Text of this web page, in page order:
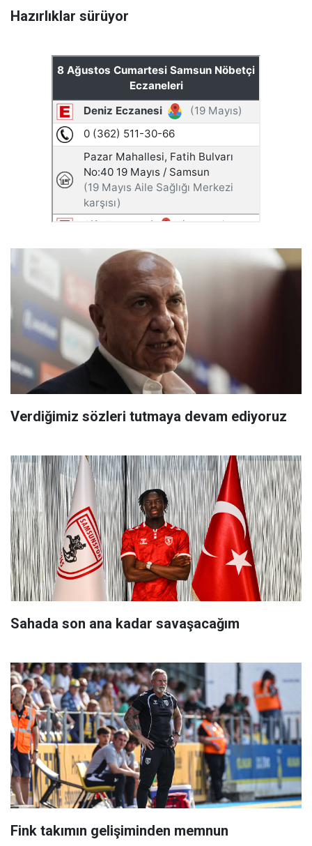
Hazırlıklar sürüyor
Verdiğimiz sözleri tutmaya devam ediyoruz
Sahada son ana kadar savaşacağım
Fink takımın gelişiminden memnun